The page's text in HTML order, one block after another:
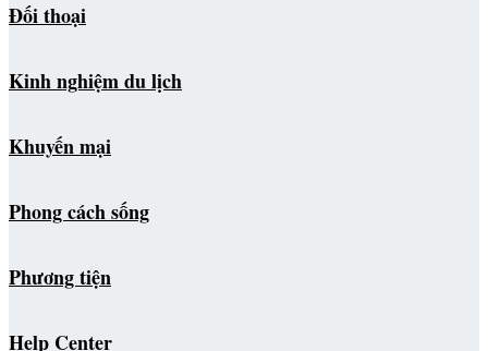
Đối thoại
Kinh nghiệm du lịch
Khuyến mại
Phong cách sống
Phương tiện
Help Center